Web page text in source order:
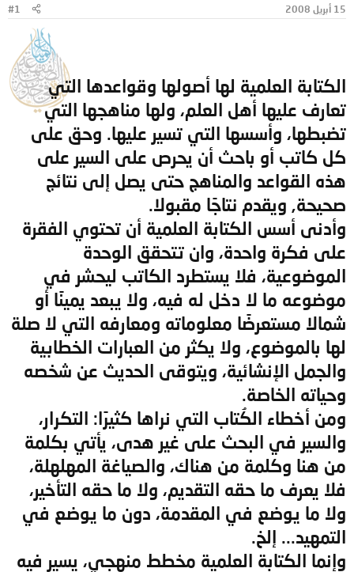
و 15 أبريل 2008 #1
الكتابة العلمية لها أصولها وقواعدها التي
تعارف عليها أهل العلم، ولها مناهجها التي
تضبطها، وأسسها التي تسير عليها. وحق على
كل كاتب أو باحث أن يحرص على السير على
هذه القواعد والمناهج حتى يصل إلى نتائج
صحيحة, ويقدم نتاجًا مقبولا.
وأدنى أسس الكتابة العلمية أن تحتوي الفقرة
على فكرة واحدة، وان تتحقق الوحدة
الموضوعية، فلا يستطرد الكاتب ليحشر في
موضوعه ما لا دخل له فيه، ولا يبعد يمينًا أو
شمالا مستعرضًا معلوماته ومعارفه التي لا صلة
لها بالموضوع، ولا يكثر من العبارات الخطابية
والجمل الإنشائية، ويتوقى الحديث عن شخصه
وحياته الخاصة.
ومن أخطاء الكُتاب التي نراها كثيرًا: التكرار،
والسير في البحث على غير هدى، يأتي بكلمة
من هنا وكلمة من هناك، والصياغة المهلهلة،
فلا يعرف ما حقه التقديم، ولا ما حقه التأخير،
ولا ما يوضع في المقدمة، دون ما يوضع في
التمهيد... إلخ.
وإنما الكتابة العلمية مخطط منهجي، يسير فيه